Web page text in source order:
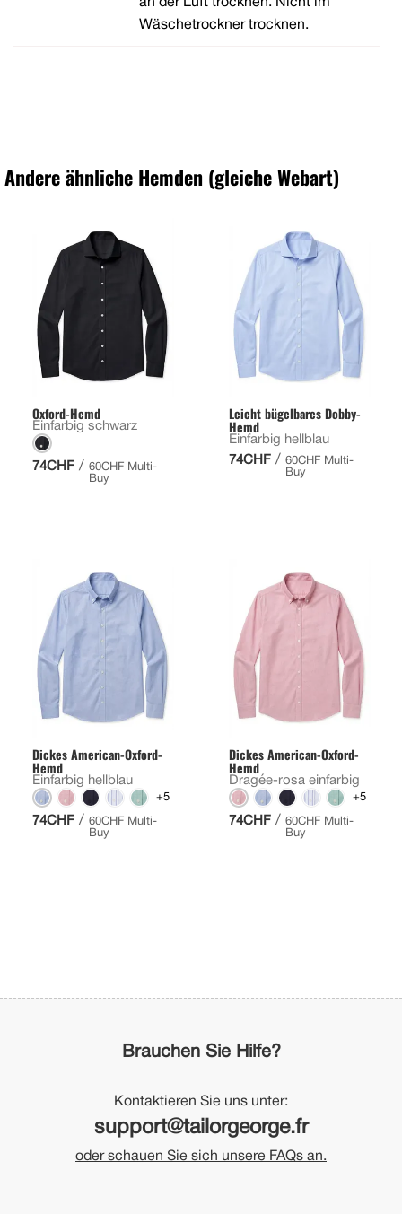
an der Luft trocknen. Nicht im
Wäschetrockner trocknen.
Andere ähnliche Hemden (gleiche Webart)
Oxford-Hemd
Einfarbig schwarz
74CHF / 60CHF Multi-
Buy
Leicht bügelbares Dobby-
Hemd
Einfarbig hellblau
74CHF / 60CHF Multi-
Buy
Dickes American-Oxford-
Hemd
Einfarbig hellblau
+5
74CHF / 60CHF Multi-
Buy
Dickes American-Oxford-
Hemd
Dragée-rosa einfarbig
+5
74CHF / 60CHF Multi-
Buy
Brauchen Sie Hilfe?
Kontaktieren Sie uns unter:
support@tailorgeorge.fr
oder schauen Sie sich unsere FAQs an.